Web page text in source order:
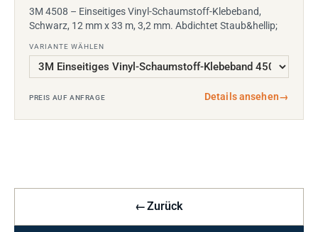
3M 4508 – Einseitiges Vinyl-Schaumstoff-Klebeband,
Schwarz, 12 mm x 33 m, 3,2 mm. Abdichtet Staub&hellip;
VARIANTE WÄHLEN
PREIS AUF ANFRAGE Details ansehen→
←Zurück